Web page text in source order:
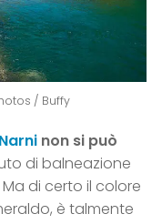
/ Buffy
non si può
di balneazione
di certo il colore
è talmente